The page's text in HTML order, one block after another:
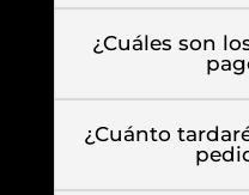
¿Cuáles son
¿Cuánto